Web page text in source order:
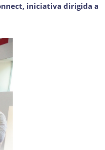
iniciativa dirigida a